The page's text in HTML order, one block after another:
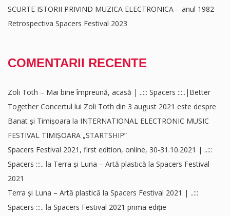
SCURTE ISTORII PRIVIND MUZICA ELECTRONICA – anul 1982
Retrospectiva Spacers Festival 2023
COMENTARII RECENTE
Zoli Toth – Mai bine împreună, acasă | ..::: Spacers :::..|Better
Together Concertul lui Zoli Toth din 3 august 2021 este despre
Banat și Timișoara la INTERNATIONAL ELECTRONIC MUSIC
FESTIVAL TIMIȘOARA „STARTSHIP”
Spacers Festival 2021, first edition, online, 30-31.10.2021 | ..:::
Spacers :::.. la Terra și Luna – Artă plastică la Spacers Festival
2021
Terra și Luna – Artă plastică la Spacers Festival 2021 | ..:::
Spacers :::.. la Spacers Festival 2021 prima ediție